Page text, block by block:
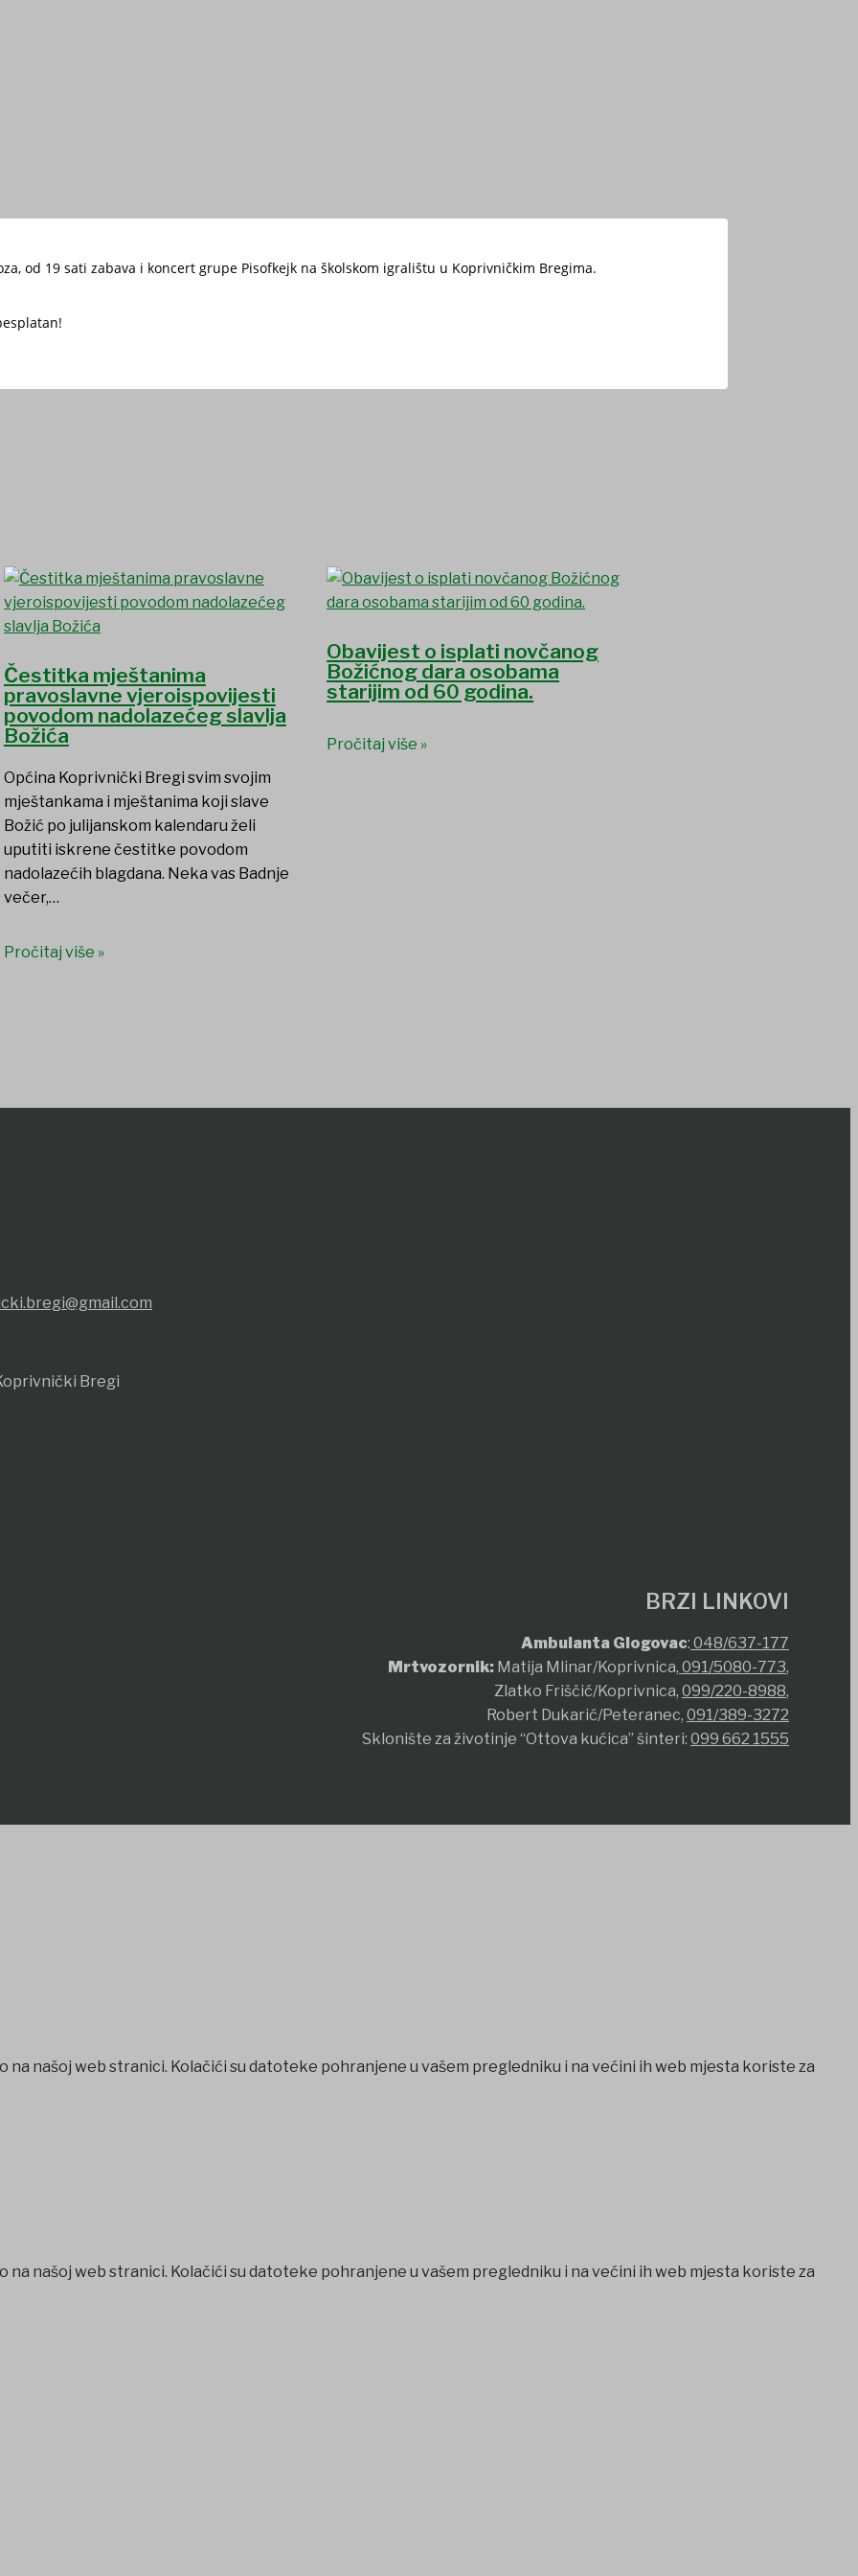
od 19 sati zabava i koncert grupe Pisofkejk na školskom igralištu u Koprivničkim Bregima.
Čestitka mještanima
pravoslavne vjeroispovijesti
povodom nadolazećeg slavlja
Božića
Općina Koprivnički Bregi svim svojim
mještankama i mještanima koji slave
Božić po julijanskom kalendaru želi
uputiti iskrene čestitke povodom
nadolazećih blagdana. Neka vas Badnje
večer,…
Pročitaj više »
Obavijest o isplati novčanog
Božićnog dara osobama
starijim od 60 godina.
Pročitaj više »
Bregi
BRZI LINKOVI
Ambulanta Glogovac: 048/637-177
Mrtvozornik: Matija Mlinar/Koprivnica, 091/5080-773,
Zlatko Friščić/Koprivnica, 099/220-8988,
Robert Dukarić/Peteranec, 091/389-3272
Sklonište za životinje “Ottova kućica” šinteri: 099 662 1555
našoj web stranici. Kolačići su datoteke pohranjene u vašem pregledniku i na većini ih web mjesta koriste za
našoj web stranici. Kolačići su datoteke pohranjene u vašem pregledniku i na većini ih web mjesta koriste za